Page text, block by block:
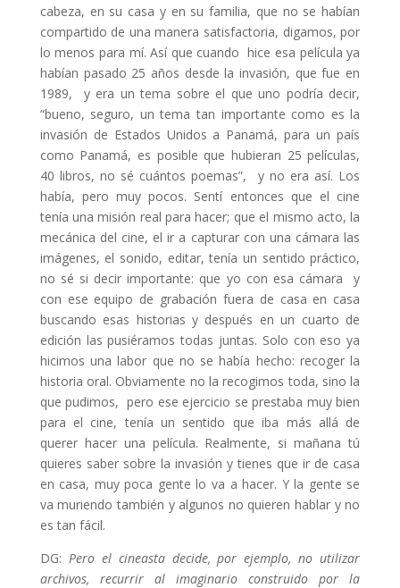
cabeza, en su casa y en su familia, que no se habían
compartido de una manera satisfactoria, digamos, por
lo menos para mí. Así que cuando hice esa película ya
habían pasado 25 años desde la invasión, que fue en
1989, y era un tema sobre el que uno podría decir,
“bueno, seguro, un tema tan importante como es la
invasión de Estados Unidos a Panamá, para un país
como Panamá, es posible que hubieran 25 películas,
40 libros, no sé cuántos poemas”, y no era así. Los
había, pero muy pocos. Sentí entonces que el cine
tenía una misión real para hacer; que el mismo acto, la
mecánica del cine, el ir a capturar con una cámara las
imágenes, el sonido, editar, tenía un sentido práctico,
no sé si decir importante: que yo con esa cámara y
con ese equipo de grabación fuera de casa en casa
buscando esas historias y después en un cuarto de
edición las pusiéramos todas juntas. Solo con eso ya
hicimos una labor que no se había hecho: recoger la
historia oral. Obviamente no la recogimos toda, sino la
que pudimos, pero ese ejercicio se prestaba muy bien
para el cine, tenía un sentido que iba más allá de
querer hacer una película. Realmente, si mañana tú
quieres saber sobre la invasión y tienes que ir de casa
en casa, muy poca gente lo va a hacer. Y la gente se
va muriendo también y algunos no quieren hablar y no
es tan fácil.
DG: Pero el cineasta decide, por ejemplo, no utilizar
archivos, recurrir al imaginario construido por la